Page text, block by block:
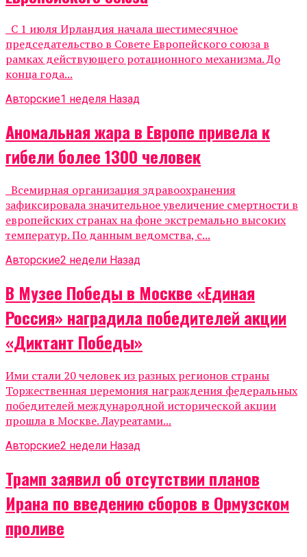
С 1 июля Ирландия начала шестимесячное
председательство в Совете Европейского союза в
рамках действующего ротационного механизма. До
конца года...
Авторские1 неделя Назад
Аномальная жара в Европе привела к
гибели более 1300 человек
Всемирная организация здравоохранения
зафиксировала значительное увеличение смертности в
европейских странах на фоне экстремально высоких
температур. По данным ведомства, с...
Авторские2 недели Назад
В Музее Победы в Москве «Единая
Россия» наградила победителей акции
«Диктант Победы»
Ими стали 20 человек из разных регионов страны
Торжественная церемония награждения федеральных
победителей международной исторической акции
прошла в Москве. Лауреатами...
Авторские2 недели Назад
Трамп заявил об отсутствии планов
Ирана по введению сборов в Ормузском
проливе